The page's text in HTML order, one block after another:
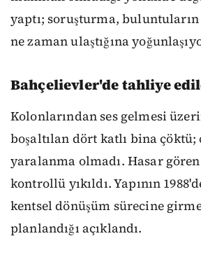
yaptı; soruşturma, buluntuların
ne zaman ulaştığına
Bahçelievler'de tahliye
Kolonlarından ses gelmesi
boşaltılan dört katlı bina çöktü;
yaralanma olmadı. Hasar
kontrollü yıkıldı. Yapının
kentsel dönüşüm sürecine
planlandığı açıklandı.